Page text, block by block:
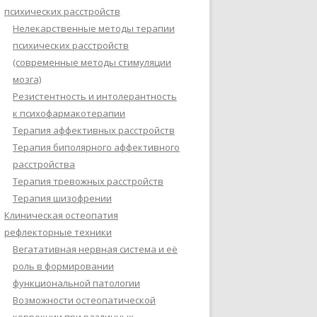
психических расстройств
Нелекарственные методы терапии
психических расстройств
(современные методы стимуляции
мозга)
Резистентность и интолерантность
к психофармакотерапии
Терапия аффективных расстройств
Терапия биполярного аффективного
расстройства
Терапия тревожных расстройств
Терапия шизофрении
Клиническая остеопатия
рефлекторные техники
Вегатативная нервная система и её
роль в формировании
функциональной патологии
Возможности остеопатической